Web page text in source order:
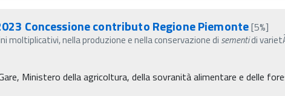
Concessione contributo Regione Piemonte[5%]
moltiplicativi, nella produzione e nella conservazione di sementidi
Ministero della agricoltura, della sovranità alimentare e delle